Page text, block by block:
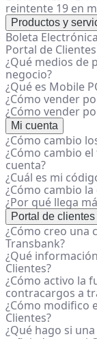
reintente 19 en
Productos y
Boleta
Portal de Clientes
¿Qué medios de
negocio?
¿Qué es Mobile
¿Cómo vender
¿Cómo vender
Mi cuenta
¿Cómo cambio
¿Cómo cambio
cuenta?
¿Cuál es mi
¿Cómo cambio
¿Por qué llega
Portal de clientes
¿Cómo creo una
Transbank?
¿Qué
Clientes?
¿Cómo activo la
contracargos a
¿Cómo modifico
Clientes?
¿Qué hago si